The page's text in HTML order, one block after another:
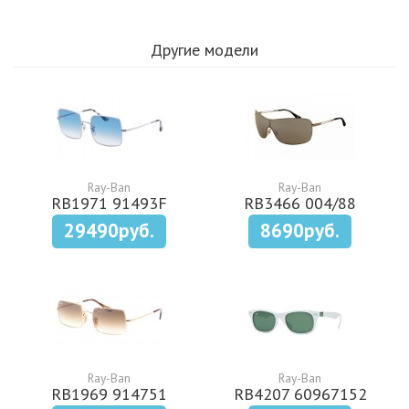
Другие модели
Ray-Ban
RB1971 91493F
29490руб.
Ray-Ban
RB3466 004/88
8690руб.
Ray-Ban
RB1969 914751
Ray-Ban
RB4207 60967152